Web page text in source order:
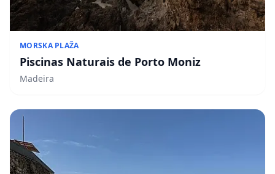
MORSKA PLAŽA
Piscinas Naturais de Porto Moniz
Madeira